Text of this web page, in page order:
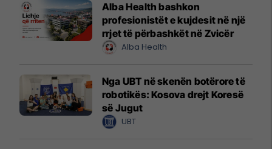
Alba Health bashkon
profesionistët e kujdesit në një
rrjet të përbashkët në Zvicër
Alba Health
Nga UBT në skenën botërore të
robotikës: Kosova drejt Koresë
së Jugut
UBT